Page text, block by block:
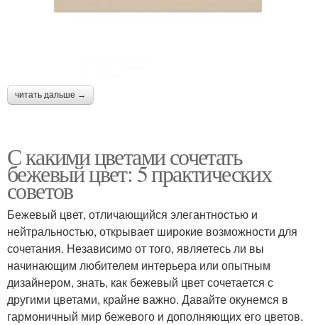
читать дальше →
С какими цветами сочетать
бежевый цвет: 5 практических
советов
Бежевый цвет, отличающийся элегантностью и
нейтральностью, открывает широкие возможности для
сочетания. Независимо от того, являетесь ли вы
начинающим любителем интерьера или опытным
дизайнером, знать, как бежевый цвет сочетается с
другими цветами, крайне важно. Давайте окунемся в
гармоничный мир бежевого и дополняющих его цветов.